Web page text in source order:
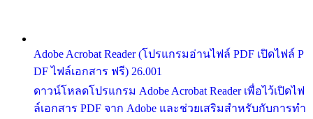
Adobe Acrobat Reader (โปรแกรมอ่านไฟล์ PDF เปิดไฟล์ P
DF ไฟล์เอกสาร ฟรี) 26.001
ดาวน์โหลดโปรแกรม Adobe Acrobat Reader เพื่อไว้เปิดไฟ
ล์เอกสาร PDF จาก Adobe และช่วยเสริมสำหรับกับการทำ